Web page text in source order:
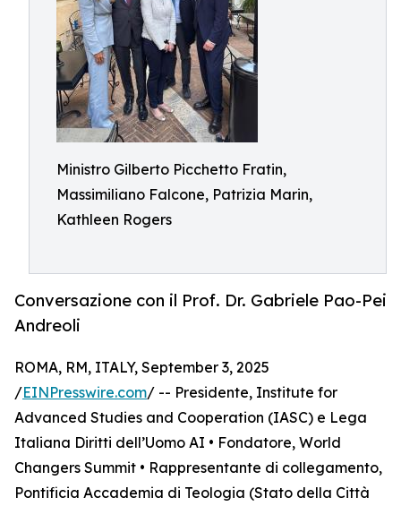
Ministro Gilberto Picchetto Fratin,
Massimiliano Falcone, Patrizia Marin,
Kathleen Rogers
Conversazione con il Prof. Dr. Gabriele Pao-Pei
Andreoli
ROMA, RM, ITALY, September 3, 2025
/EINPresswire.com/ -- Presidente, Institute for
Advanced Studies and Cooperation (IASC) e Lega
Italiana Diritti dell’Uomo AI • Fondatore, World
Changers Summit • Rappresentante di collegamento,
Pontificia Accademia di Teologia (Stato della Città